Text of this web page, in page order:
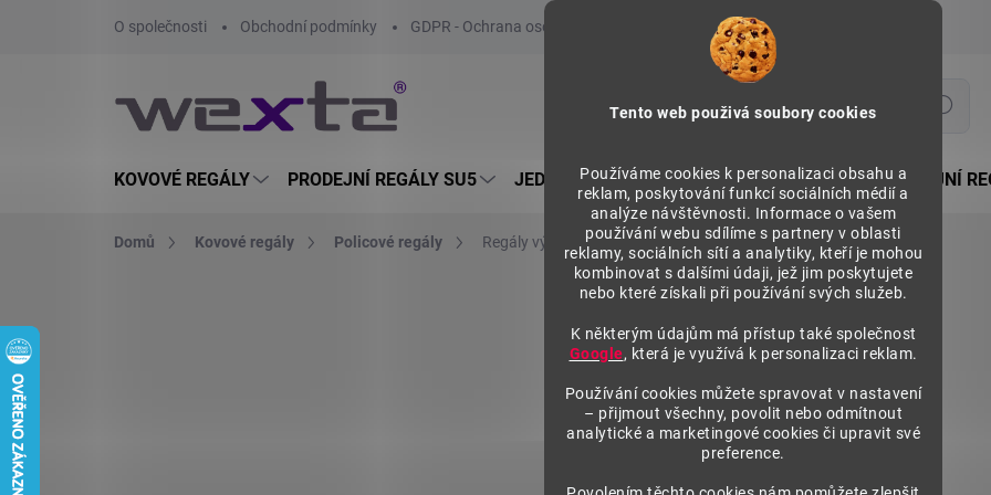
Tento web použivá soubory cookies
Používáme cookies k personalizaci obsahu a
reklam, poskytování funkcí sociálních médií a
analýze návštěvnosti. Informace o vašem
používání webu sdílíme s partnery v oblasti
reklamy, sociálních sítí a analytiky, kteří je mohou
kombinovat s dalšími údaji, jež jim poskytujete
nebo které získali při používání svých služeb.
K některým údajům má přístup také společnost
Google, která je využívá k personalizaci reklam.
Používání cookies můžete spravovat v nastavení
– přijmout všechny, povolit nebo odmítnout
analytické a marketingové cookies či upravit své
preference.
O společnosti Obchodní podmínky GDPR - Ochrana osobních údajů Prohlášení o používání COOKIES
Hledat
KOVOVÉ REGÁLY PRODEJNÍ REGÁLY SU5 JEDNOSTRANNÉ REGÁLY OBOUSTRANNÉ PRODEJNÍ
Domů Kovové regály Policové regály Regály výška 2500 mm, přídavné moduly